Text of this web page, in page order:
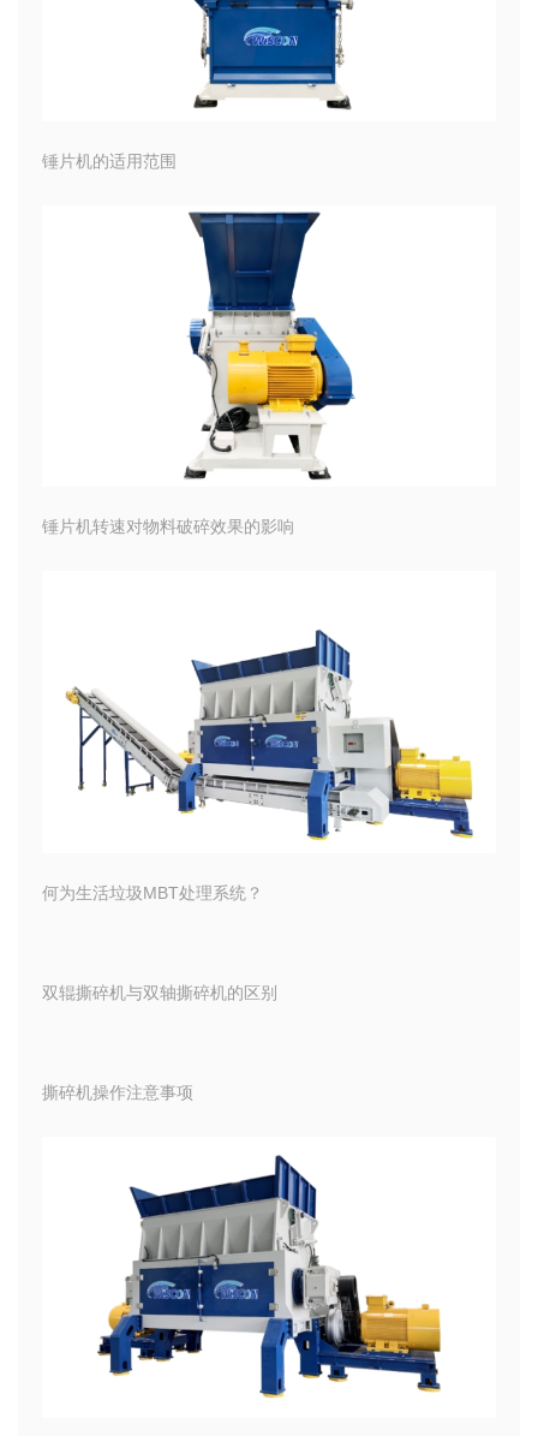
锤片机的适用范围
锤片机转速对物料破碎效果的影响
何为生活垃圾MBT处理系统？
双辊撕碎机与双轴撕碎机的区别
撕碎机操作注意事项